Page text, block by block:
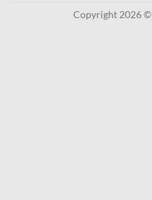
Copyright 2026 ©